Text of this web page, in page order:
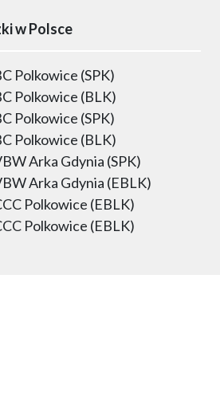
w Polsce
Polkowice (SPK)
Polkowice (BLK)
Polkowice (SPK)
Polkowice (BLK)
Arka Gdynia (SPK)
Arka Gdynia (EBLK)
Polkowice (EBLK)
Polkowice (EBLK)